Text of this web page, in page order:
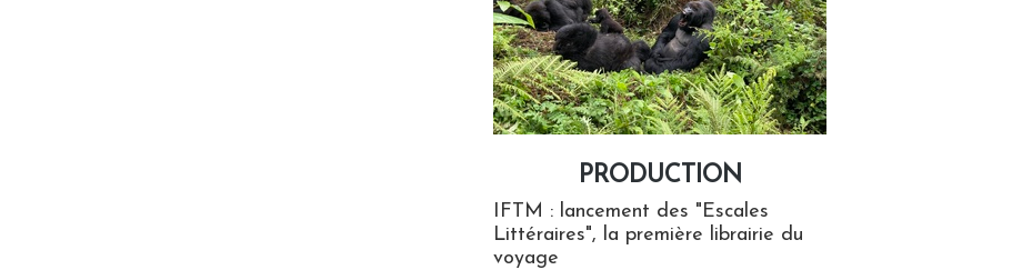
PRODUCTION
IFTM : lancement des "Escales
Littéraires", la première librairie du
voyage